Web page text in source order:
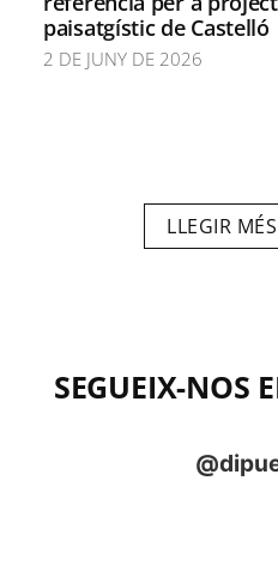
paisatgístic de Castelló
2 DE JUNY DE 2026
LLEGIR
SEGUEIX-NOS